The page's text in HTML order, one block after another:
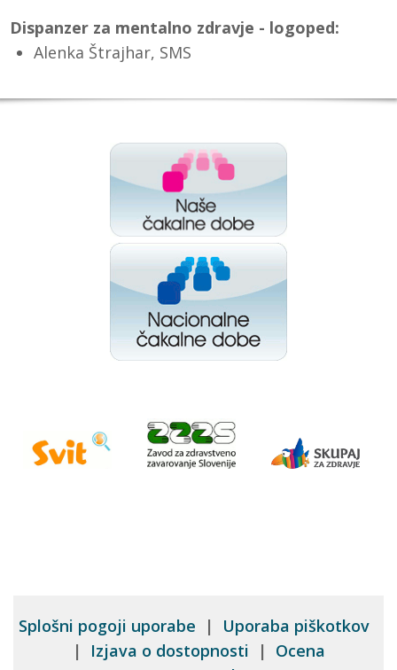
Dispanzer za mentalno zdravje - logoped:
Alenka Štrajhar, SMS
Splošni pogoji uporabe | Uporaba piškotkov
|
Izjava o dostopnosti | Ocena